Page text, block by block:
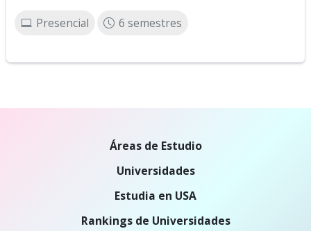
Presencial 6 semestres
Áreas de Estudio
Universidades
Estudia en USA
Rankings de Universidades